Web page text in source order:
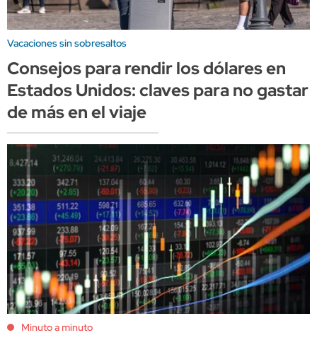
Vacaciones sin sobresaltos
Consejos para rendir los dólares en
Estados Unidos: claves para no gastar
de más en el viaje
Minuto a minuto